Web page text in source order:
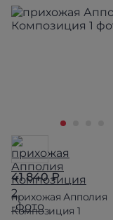
41 840 ₽
прихожая Апполия
Композиция 1